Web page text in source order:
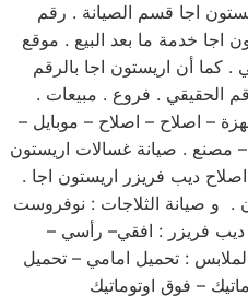
اجا قسم الصيانة . رقم
اجا خدمة ما بعد البيع . موقع
كما أن اريستون اجا بالرقم
الحقيقي . فروع . مبيعات .
– اصلاح – اصلاح – موبايل –
مصنع . صيانة غسالات اريستون
ديب فريزر اريستون اجا .
. و صيانة الثلاجات : نوفروست
. صيانة ديب فريزر : افقي– رأسي –
: تحميل امامي – تحميل
– فوق اوتوماتيك